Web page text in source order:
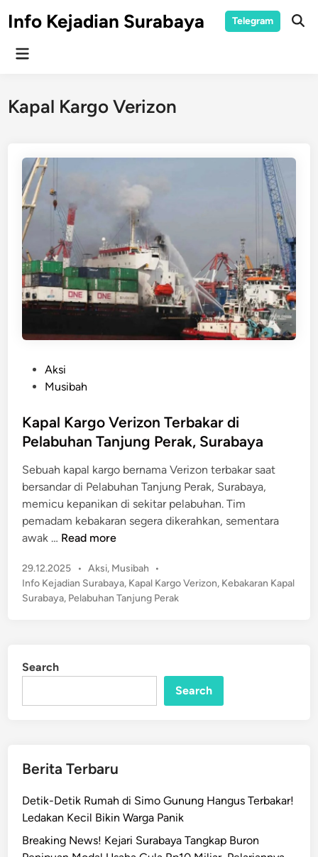
toInfo Kejadian Surabaya Telegram
Main
Kapal Kargo Verizon
t
e
i
n
Aksi
Musibah
Kapal Kargo Verizon Terbakar di
Pelabuhan Tanjung Perak, Surabaya
Sebuah kapal kargo bernama Verizon terbakar saat
bersandar di Pelabuhan Tanjung Perak, Surabaya,
memicu kepanikan di sekitar pelabuhan. Tim
pemadam kebakaran segera dikerahkan, sementara
awak … K
p
a
l
g
V
z
n
e
Read more
29.12.2025 • P
o
s
Aksi, Musibah
•
Info Kejadian Surabaya, Kapal Kargo Verizon, Kebakaran Kapal
Surabaya, Pelabuhan Tanjung Perak
Search
Search
Berita Terbaru
Detik-Detik Rumah di Simo Gunung Hangus Terbakar!
Ledakan Kecil Bikin Warga Panik
Breaking News! Kejari Surabaya Tangkap Buron